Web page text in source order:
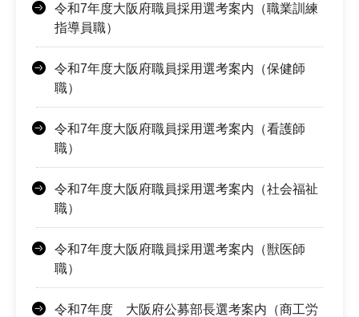
令和7年度大阪府職員採用選考案内（職業訓練
指導員職）
令和7年度大阪府職員採用選考案内（保健師
職）
令和7年度大阪府職員採用選考案内（看護師
職）
令和7年度大阪府職員採用選考案内（社会福祉
職）
令和7年度大阪府職員採用選考案内（獣医師
職）
令和7年度 大阪府公募部長選考案内（商工労